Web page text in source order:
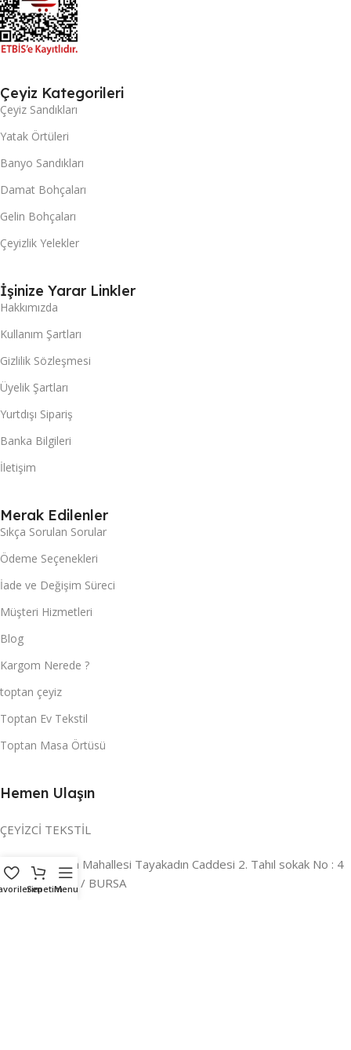
Çeyiz Kategorileri
Çeyiz Sandıkları
Yatak Örtüleri
Banyo Sandıkları
Damat Bohçaları
Gelin Bohçaları
Çeyizlik Yelekler
İşinize Yarar Linkler
Hakkımızda
Kullanım Şartları
Gizlilik Sözleşmesi
Üyelik Şartları
Yurtdışı Sipariş
Banka Bilgileri
İletişim
Merak Edilenler
Sıkça Sorulan Sorular
Ödeme Seçenekleri
İade ve Değişim Süreci
Müşteri Hizmetleri
Blog
Kargom Nerede ?
toptan çeyiz
Toptan Ev Tekstil
Toptan Masa Örtüsü
Hemen Ulaşın
ÇEYİZCİ TEKSTİL
Adres: Reyhan Mahallesi Tayakadın Caddesi 2. Tahıl sokak No : 4
/ a Osmangazi / BURSA
SepetimMenu